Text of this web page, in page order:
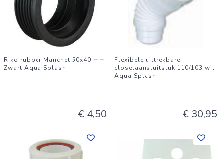
Riko rubber Manchet 50x40 mm
Zwart Aqua Splash
€ 4,50
Flexibele uittrekbare
closetaansluitstuk 110/103 wit
Aqua Splash
€ 30,95